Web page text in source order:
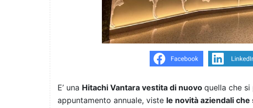
E’ una Hitachi Vantara vestita di nuovo quella che si
appuntamento annuale, viste le novità aziendali